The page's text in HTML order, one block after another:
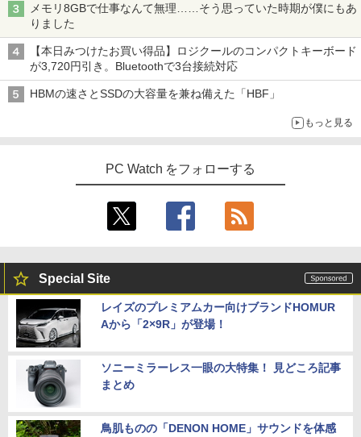
メモリ8GBで仕事なんて無理……そう思っていた時期が僕にもあ
りました
【本日みつけたお買い得品】ロジクールのコンパクトキーボード
が3,720円引き。Bluetoothで3台接続対応
HBMの速さとSSDの大容量を兼ね備えた「HBF」
もっと見る
PC Watch をフォローする
Special Site
レイズのプレミアムカー向けブランドHOMUR
Aから「2×9R」が登場！
ソニーミラーレス一眼の大特集！ 見どころ記事
まとめ
鳥肌ものの「DENON HOME」サウンドを体感